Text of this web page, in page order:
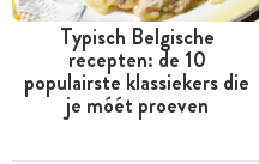
Typisch Belgische
recepten: de 10
populairste klassiekers die
je móét proeven